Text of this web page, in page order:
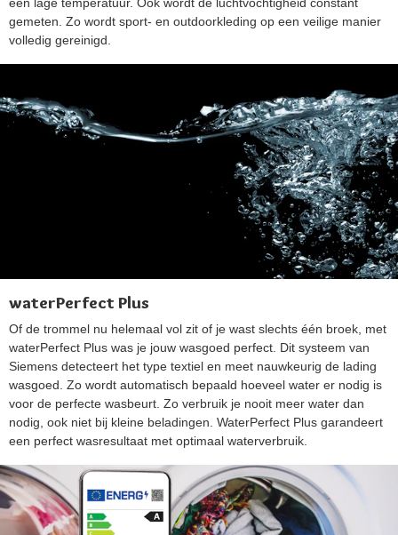
gemeten. Zo wordt sport- en outdoorkleding op een veilige manier
volledig gereinigd.
waterPerfect Plus
Of de trommel nu helemaal vol zit of je wast slechts één broek, met
waterPerfect Plus was je jouw wasgoed perfect. Dit systeem van
Siemens detecteert het type textiel en meet nauwkeurig de lading
wasgoed. Zo wordt automatisch bepaald hoeveel water er nodig is
voor de perfecte wasbeurt. Zo verbruik je nooit meer water dan
nodig, ook niet bij kleine beladingen. WaterPerfect Plus garandeert
een perfect wasresultaat met optimaal waterverbruik.